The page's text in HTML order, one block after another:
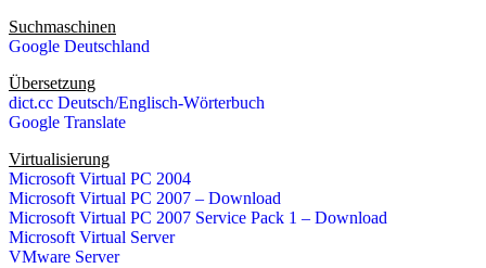
Suchmaschinen
Google Deutschland
Übersetzung
dict.cc Deutsch/Englisch-Wörterbuch
Google Translate
Virtualisierung
Microsoft Virtual PC 2004
Microsoft Virtual PC 2007 – Download
Microsoft Virtual PC 2007 Service Pack 1 – Download
Microsoft Virtual Server
VMware Server